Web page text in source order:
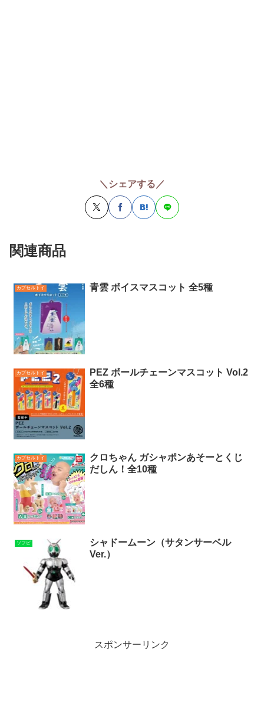
＼シェアする／
関連商品
カプセルトイ 青雲 ボイスマスコット 全5種
カプセルトイ
PEZ ボールチェーンマスコット Vol.2
全6種
カプセルトイ
クロちゃん ガシャポンあそーとくじ
だしん！全10種
ソフビ
シャドームーン（サタンサーベル
Ver.）
スポンサーリンク